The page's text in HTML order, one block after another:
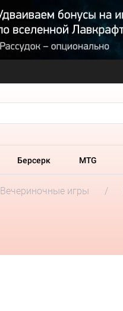
Берсерк MTG
Вечериночные игры